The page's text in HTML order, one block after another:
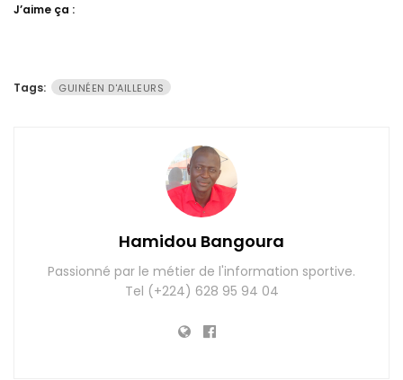
J’aime ça :
Tags: GUINÉEN D'AILLEURS
Hamidou Bangoura
Passionné par le métier de l'information sportive.
Tel (+224) 628 95 94 04